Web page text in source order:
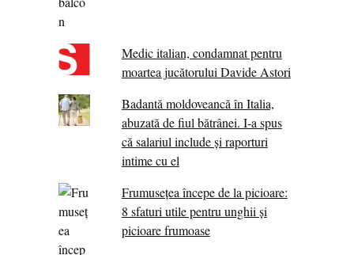
Medic italian, condamnat pentru
moartea jucătorului Davide Astori
Badantă moldoveancă în Italia,
abuzată de fiul bătrânei. I-a spus
că salariul include și raporturi
intime cu el
Frumusețea începe de la picioare:
8 sfaturi utile pentru unghii și
picioare frumoase